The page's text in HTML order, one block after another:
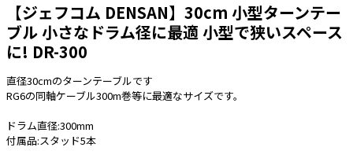
PF管/FEP管/CD管/情報線保護管
ボックス・ビニル電線管付属品・引き込
みカバー
EV充電設備工事関連
感染症関連
【ジェフコム DENSAN】30cm 小型ターンテー
ブル 小さなドラム径に最適 小型で狭いスペース
に! DR-300
直径30cmのターンテーブルです
RG6の同軸ケーブル300m巻等に最適なサイズです。
ドラム直径:300mm
付属品:スタッド5本